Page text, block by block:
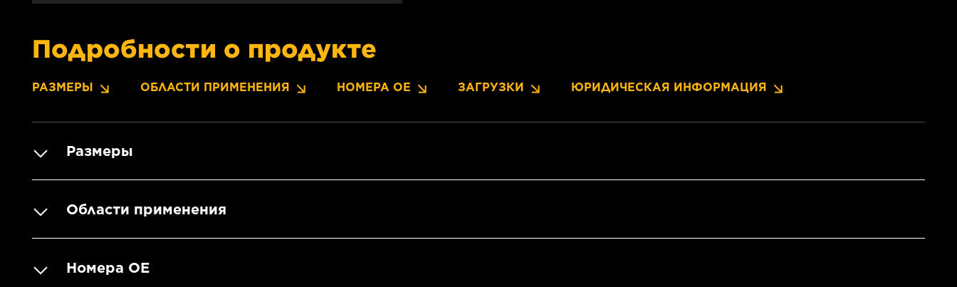
Подробности о продукте
РАЗМЕРЫ ОБЛАСТИ ПРИМЕНЕНИЯ НОМЕРА OE ЗАГРУЗКИ ЮРИДИЧЕСКАЯ ИНФОРМАЦИЯ
Размеры
Области применения
Номера OE